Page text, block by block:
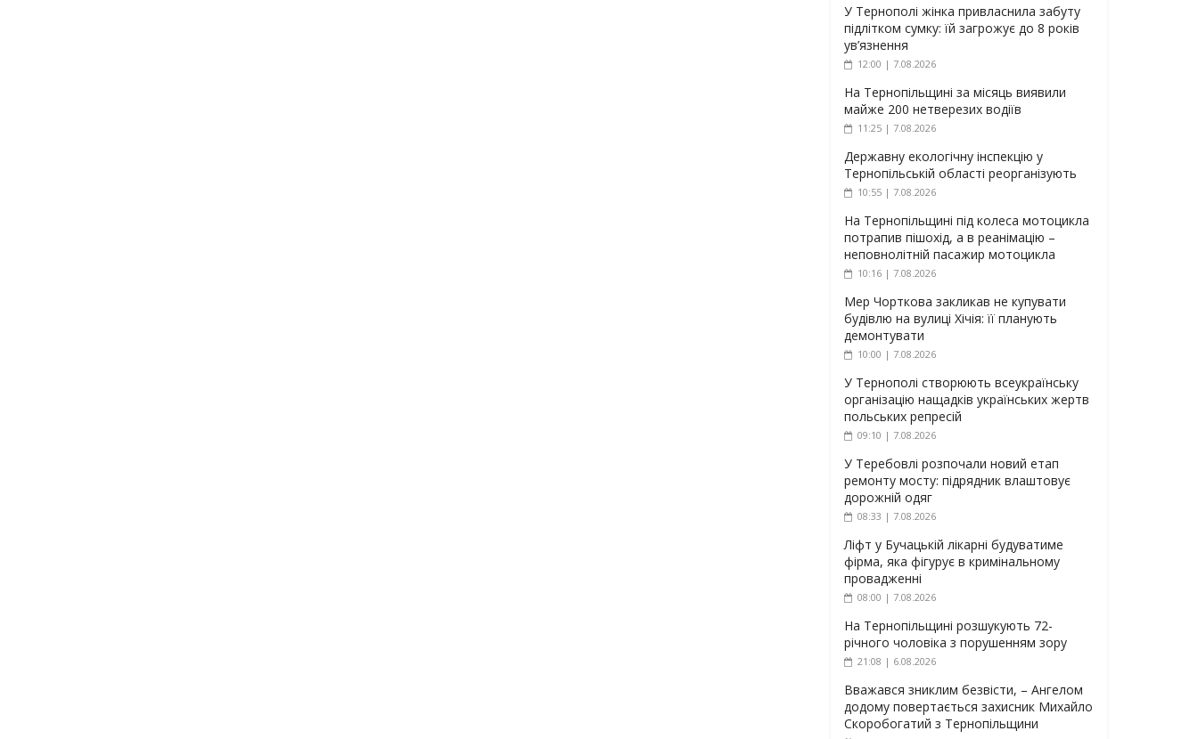
У Тернополі жінка привласнила забуту
підлітком сумку: їй загрожує до 8 років
ув’язнення
12:00 | 7.08.2026
На Тернопільщині за місяць виявили
майже 200 нетверезих водіїв
11:25 | 7.08.2026
Державну екологічну інспекцію у
Тернопільській області реорганізують
10:55 | 7.08.2026
На Тернопільщині під колеса мотоцикла
потрапив пішохід, а в реанімацію –
неповнолітній пасажир мотоцикла
10:16 | 7.08.2026
Мер Чорткова закликав не купувати
будівлю на вулиці Хічія: її планують
демонтувати
10:00 | 7.08.2026
У Тернополі створюють всеукраїнську
організацію нащадків українських жертв
польських репресій
09:10 | 7.08.2026
У Теребовлі розпочали новий етап
ремонту мосту: підрядник влаштовує
дорожній одяг
08:33 | 7.08.2026
Ліфт у Бучацькій лікарні будуватиме
фірма, яка фігурує в кримінальному
провадженні
08:00 | 7.08.2026
На Тернопільщині розшукують 72-
річного чоловіка з порушенням зору
21:08 | 6.08.2026
Вважався зниклим безвісти, – Ангелом
додому повертається захисник Михайло
Скоробогатий з Тернопільщини